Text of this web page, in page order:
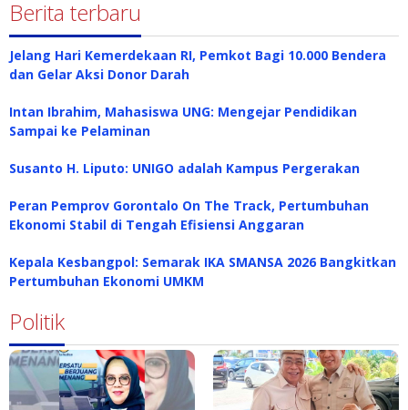
Berita terbaru
Jelang Hari Kemerdekaan RI, Pemkot Bagi 10.000 Bendera
dan Gelar Aksi Donor Darah
Intan Ibrahim, Mahasiswa UNG: Mengejar Pendidikan
Sampai ke Pelaminan
Susanto H. Liputo: UNIGO adalah Kampus Pergerakan
Peran Pemprov Gorontalo On The Track, Pertumbuhan
Ekonomi Stabil di Tengah Efisiensi Anggaran
Kepala Kesbangpol: Semarak IKA SMANSA 2026 Bangkitkan
Pertumbuhan Ekonomi UMKM
Politik